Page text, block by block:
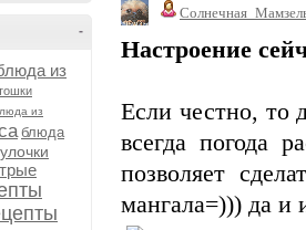
-
из
из
блюда
Настроение
Если честно, то
всегда погода
позволяет
мангала=))) да и